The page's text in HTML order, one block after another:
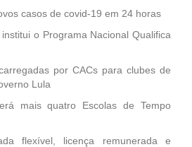
casos de covid-19 em 24 horas
o Programa Nacional Qualifica
por CACs para clubes de
Lula
mais quatro Escolas de Tempo
flexível, licença remunerada e